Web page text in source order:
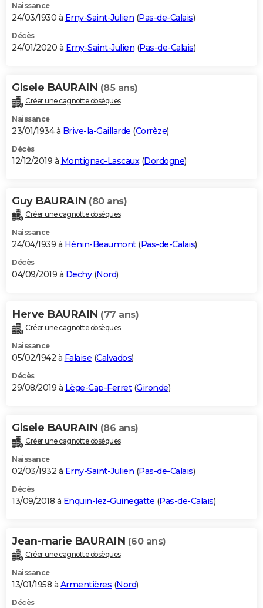
Naissance
24/03/1930 à Erny-Saint-Julien (Pas-de-Calais)
Décès
24/01/2020 à Erny-Saint-Julien (Pas-de-Calais)
Gisele BAURAIN (85 ans)
Créer une cagnotte obsèques
Naissance
23/01/1934 à Brive-la-Gaillarde (Corrèze)
Décès
12/12/2019 à Montignac-Lascaux(Dordogne)
Guy BAURAIN (80 ans)
Créer une cagnotte obsèques
Naissance
24/04/1939 à Hénin-Beaumont(Pas-de-Calais)
Décès
04/09/2019 à Dechy(Nord)
Herve BAURAIN (77 ans)
Créer une cagnotte obsèques
Naissance
05/02/1942 à Falaise (Calvados)
Décès
29/08/2019 à Lège-Cap-Ferret(Gironde)
Gisele BAURAIN (86 ans)
Créer une cagnotte obsèques
Naissance
02/03/1932 à Erny-Saint-Julien (Pas-de-Calais)
Décès
13/09/2018 à Enquin-lez-Guinegatte (Pas-de-Calais)
Jean-marie BAURAIN (60 ans)
Créer une cagnotte obsèques
Naissance
13/01/1958 à Armentières (Nord)
Décès